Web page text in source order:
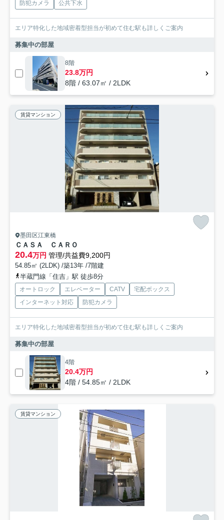
防犯カメラ
公共下水
エリア特化した地域密着型担当が初めて住む駅も詳しくご案内
募集中の部屋
8階
23.8万円
8階 / 63.07㎡ / 2LDK
賃貸マンション
墨田区江東橋
ＣＡＳＡ ＣＡＲＯ
20.4万円 管理/共益費9,200円
54.85㎡ (2LDK) /築13年 /7階建
半蔵門線「住吉」駅 徒歩8分
オートロック エレベーター CATV
宅配ボックス
インターネット対応
防犯カメラ
エリア特化した地域密着型担当が初めて住む駅も詳しくご案内
募集中の部屋
4階
20.4万円
4階 / 54.85㎡ / 2LDK
賃貸マンション